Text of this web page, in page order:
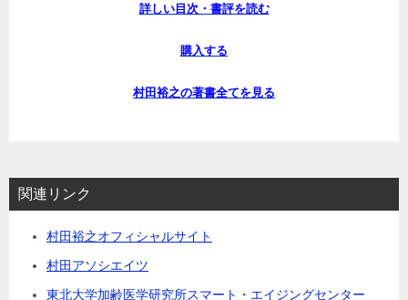
詳しい目次・書評を読む
購入する
村田裕之の著書全てを見る
関連リンク
村田裕之オフィシャルサイト
村田アソシエイツ
東北大学加齢医学研究所スマート・エイジングセンター